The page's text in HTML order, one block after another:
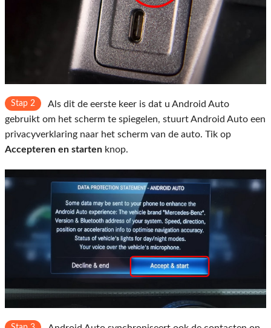
Stap 2
Als dit de eerste keer is dat u Android Auto
gebruikt om het scherm te spiegelen, stuurt Android Auto een
privacyverklaring naar het scherm van de auto. Tik op
Accepteren en starten knop.